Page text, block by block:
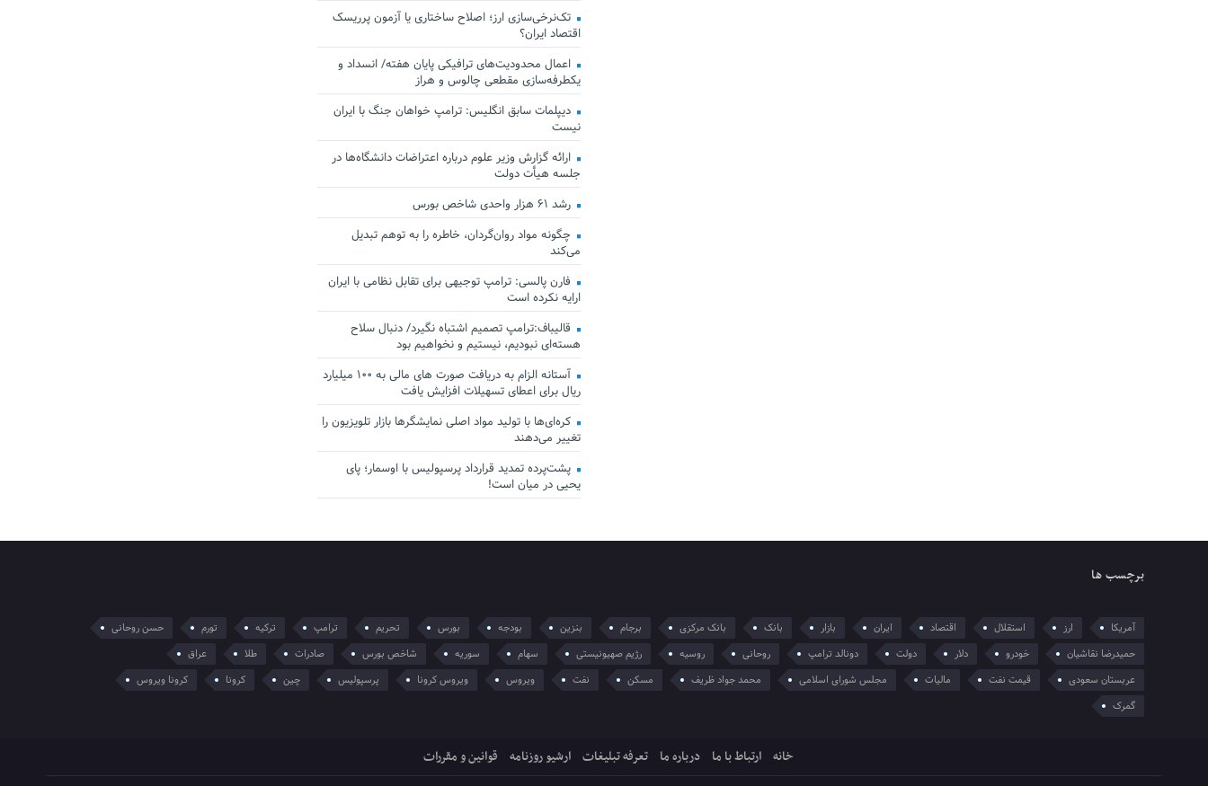
تک‌نرخی‌سازی ارز؛ اصلاح ساختاری یا آزمون پرریسک
اقتصاد ایران؟
اعمال محدودیت‌های ترافیکی پایان هفته/ انسداد و
یکطرفه‌سازی مقطعی چالوس و هراز
دیپلمات سابق انگلیس:‌ ترامپ خواهان جنگ با ایران
نیست
ارائه گزارش وزیر علوم درباره اعتراضات دانشگاه‌ها در
جلسه هیأت دولت
رشد ۶۱ هزار واحدی شاخص بورس
چگونه مواد روان‌گردان، خاطره را به توهم تبدیل
می‌کند
فارن پالسی: ترامپ توجیهی برای تقابل نظامی با ایران
ارایه نکرده است
قالیباف:ترامپ تصمیم اشتباه نگیرد/ دنبال سلاح
هسته‌ای نبودیم، نیستیم و نخواهیم بود
آستانه الزام به دریافت صورت های مالی به ۱۰۰ میلیارد
ریال برای اعطای تسهیلات افزایش یافت
کره‌ای‌ها با تولید مواد اصلی نمایشگرها بازار تلویزیون را
تغییر می‌دهند
پشت‌پرده تمدید قرارداد پرسپولیس با اوسمار؛ پای
یحیی در میان است!
برچسب ها
آمریکا ارز استقلال اقتصاد ایران بازار بانک بانک مرکزی برجام بنزین بودجه بورس تحریم ترامپ ترکیه تورم
حسن روحانی
حمیدرضا نقاشیان
خودرو دلار دولت دونالد ترامپ روحانی روسیه رژیم صهیونیستی سهام سوریه شاخص بورس صادرات طلا
عراق
عربستان سعودی
قیمت نفت مالیات مجلس شورای اسلامی محمد جواد ظریف مسکن نفت ویروس ویروس کرونا پرسپولیس چین کرونا
کرونا ویروس
گمرک
خانه ارتباط با ما درباره ما تعرفه تبلیغات ارشیو روزنامه قوانین و مقررات